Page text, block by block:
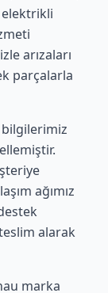
elektrikli
arızaları
parçalarla
ağımız
teslim alarak
marka